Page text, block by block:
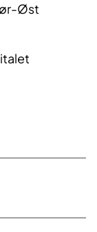
Øst